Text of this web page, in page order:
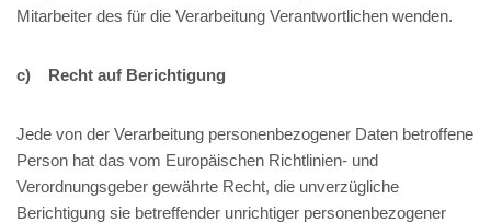
Mitarbeiter des für die Verarbeitung Verantwortlichen wenden.
c) Recht auf Berichtigung
Jede von der Verarbeitung personenbezogener Daten betroffene
Person hat das vom Europäischen Richtlinien- und
Verordnungsgeber gewährte Recht, die unverzügliche
Berichtigung sie betreffender unrichtiger personenbezogener